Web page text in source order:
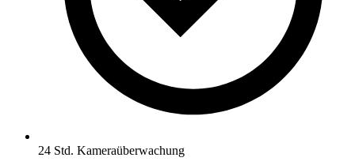
24 Std. Kameraüberwachung